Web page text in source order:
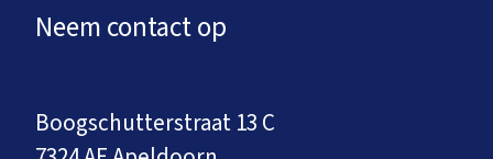
Neem contact op
Boogschutterstraat 13 C